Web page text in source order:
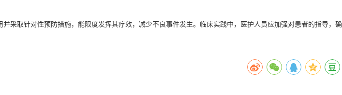
采取针对性预防措施，能限度发挥其疗效，减少不良事件发生。临床实践中，医护人员应加强对患者的指导，确